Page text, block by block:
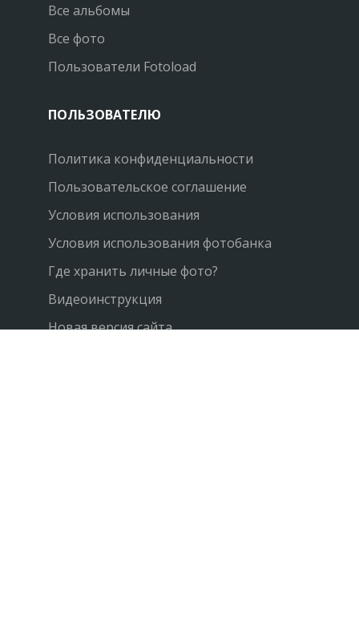
Все альбомы
Все фото
Пользователи Fotoload
ПОЛЬЗОВАТЕЛЮ
Политика конфиденциальности
Пользовательское соглашение
Условия использования
Условия использования фотобанка
Где хранить личные фото?
Видеоинструкция
Новая версия сайта